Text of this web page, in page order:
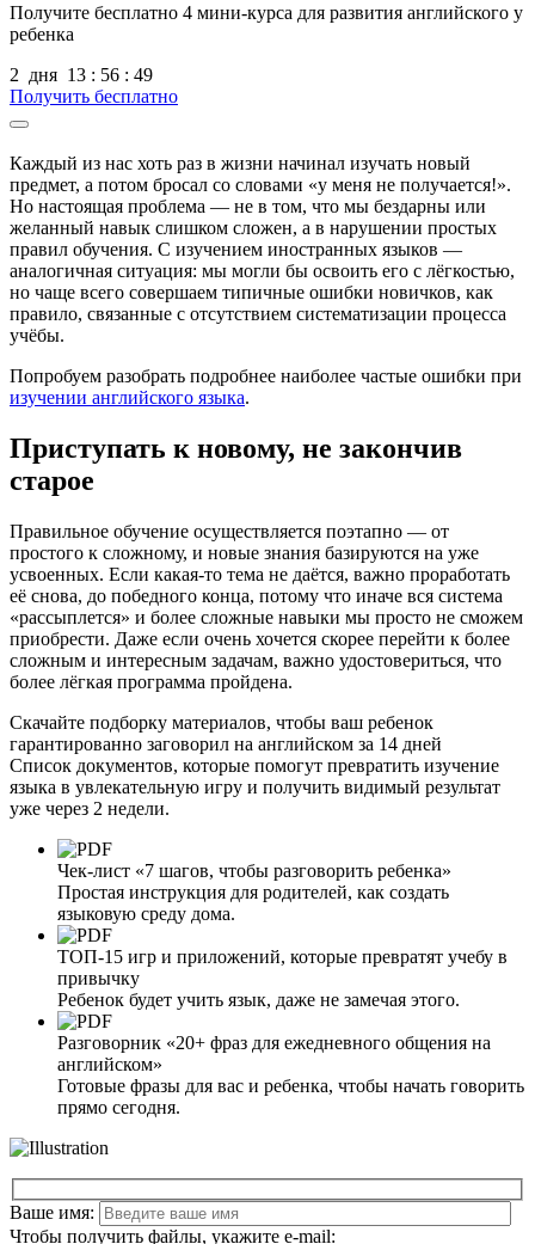
Получите бесплатно 4 мини-курса для развития английского у
ребенка
2 дня 13 : 56 : 48
Получить бесплатно
Каждый из нас хоть раз в жизни начинал изучать новый
предмет, а потом бросал со словами «у меня не получается!».
Но настоящая проблема — не в том, что мы бездарны или
желанный навык слишком сложен, а в нарушении простых
правил обучения. С изучением иностранных языков —
аналогичная ситуация: мы могли бы освоить его с лёгкостью,
но чаще всего совершаем типичные ошибки новичков, как
правило, связанные с отсутствием систематизации процесса
учёбы.
Попробуем разобрать подробнее наиболее частые ошибки при
изучении английского языка.
Приступать к новому, не закончив
старое
Правильное обучение осуществляется поэтапно — от
простого к сложному, и новые знания базируются на уже
усвоенных. Если какая-то тема не даётся, важно проработать
её снова, до победного конца, потому что иначе вся система
«рассыплется» и более сложные навыки мы просто не сможем
приобрести. Даже если очень хочется скорее перейти к более
сложным и интересным задачам, важно удостовериться, что
более лёгкая программа пройдена.
Скачайте подборку материалов, чтобы ваш ребенок
гарантированно заговорил на английском за 14 дней
Список документов, которые помогут превратить изучение
языка в увлекательную игру и получить видимый результат
уже через 2 недели.
Чек-лист «7 шагов, чтобы разговорить ребенка»
Простая инструкция для родителей, как создать
языковую среду дома.
ТОП-15 игр и приложений, которые превратят учебу в
привычку
Ребенок будет учить язык, даже не замечая этого.
Разговорник «20+ фраз для ежедневного общения на
английском»
Готовые фразы для вас и ребенка, чтобы начать говорить
прямо сегодня.
Ваше имя:
Чтобы получить файлы, укажите e-mail: